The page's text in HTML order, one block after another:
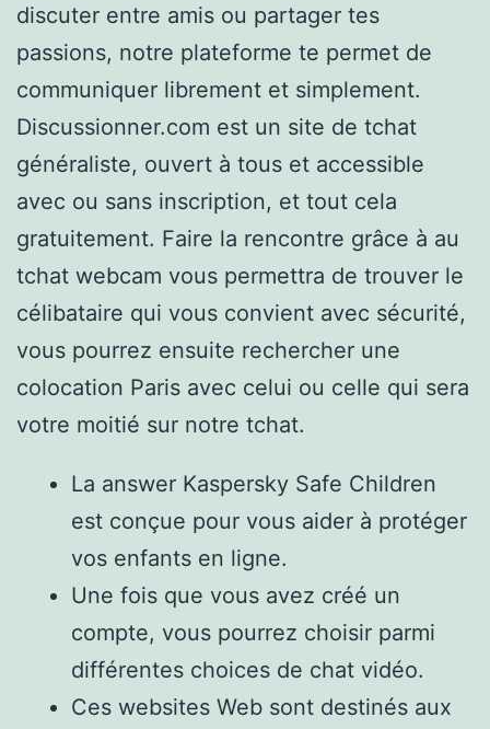
discuter entre amis ou partager tes
passions, notre plateforme te permet de
communiquer librement et simplement.
Discussionner.com est un site de tchat
généraliste, ouvert à tous et accessible
avec ou sans inscription, et tout cela
gratuitement. Faire la rencontre grâce à au
tchat webcam vous permettra de trouver le
célibataire qui vous convient avec sécurité,
vous pourrez ensuite rechercher une
colocation Paris avec celui ou celle qui sera
votre moitié sur notre tchat.
La answer Kaspersky Safe Children
est conçue pour vous aider à protéger
vos enfants en ligne.
Une fois que vous avez créé un
compte, vous pourrez choisir parmi
différentes choices de chat vidéo.
Ces websites Web sont destinés aux